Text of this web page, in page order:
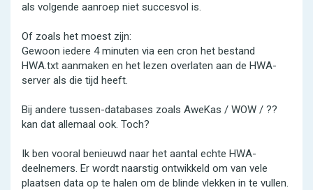
als volgende aanroep niet succesvol is.
Of zoals het moest zijn:
Gewoon iedere 4 minuten via een cron het bestand
HWA.txt aanmaken en het lezen overlaten aan de HWA-
server als die tijd heeft.
Bij andere tussen-databases zoals AweKas / WOW / ??
kan dat allemaal ook. Toch?
Ik ben vooral benieuwd naar het aantal echte HWA-
deelnemers. Er wordt naarstig ontwikkeld om van vele
plaatsen data op te halen om de blinde vlekken in te vullen.